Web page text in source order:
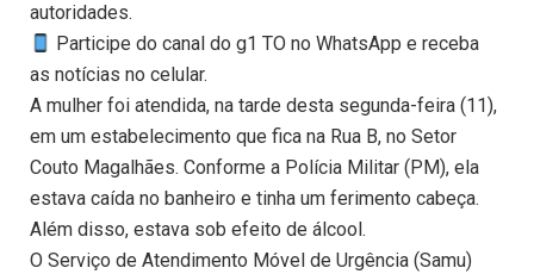
autoridades.
Participe do canal do g1 TO no WhatsApp e receba
as notícias no celular.
A mulher foi atendida, na tarde desta segunda-feira (11),
em um estabelecimento que fica na Rua B, no Setor
Couto Magalhães. Conforme a Polícia Militar (PM), ela
estava caída no banheiro e tinha um ferimento cabeça.
Além disso, estava sob efeito de álcool.
O Serviço de Atendimento Móvel de Urgência (Samu)